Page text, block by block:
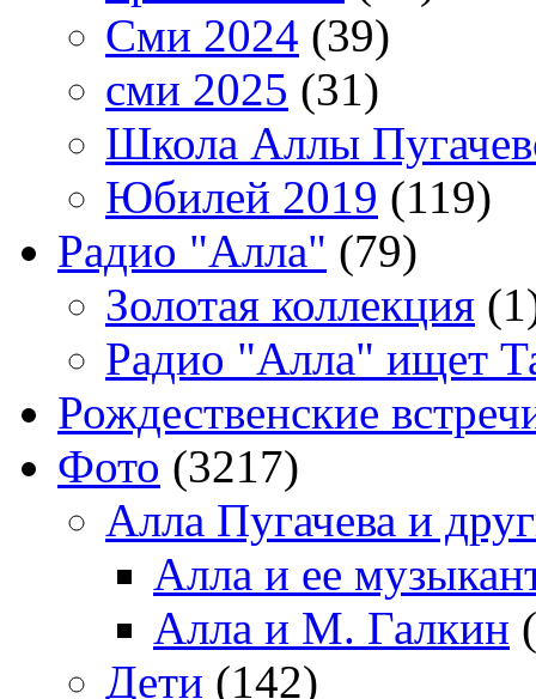
Сми 2024 (39)
сми 2025 (31)
Школа Аллы
Юбилей 2019 (119)
Радио "Алла" (79)
Золотая коллекция
Радио "Алла" ищет
Рождественские
Фото (3217)
Алла Пугачева и
Алла и ее
Алла и М. Галкин
Дети (142)